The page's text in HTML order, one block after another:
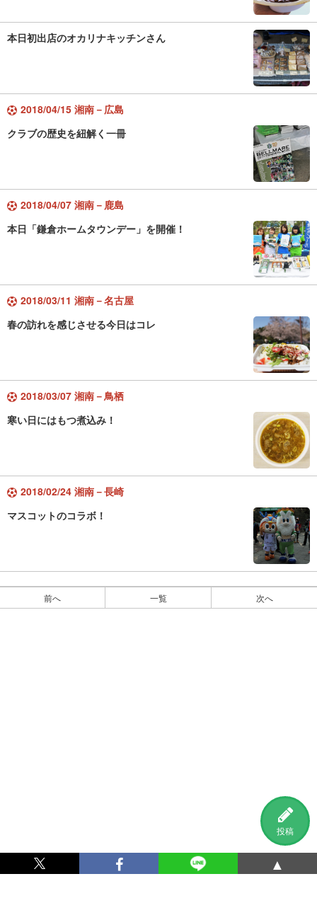
投稿
本日初出店のオカリナキッチンさん
2018/04/15 湘南－広島
クラブの歴史を紐解く一冊
2018/04/07 湘南－鹿島
本日「鎌倉ホームタウンデー」を開催！
2018/03/11 湘南－名古屋
春の訪れを感じさせる今日はコレ
2018/03/07 湘南－鳥栖
寒い日にはもつ煮込み！
2018/02/24 湘南－長崎
マスコットのコラボ！
前へ 一覧 次へ
▲